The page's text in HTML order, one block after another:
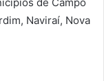
Naviraí, Nova